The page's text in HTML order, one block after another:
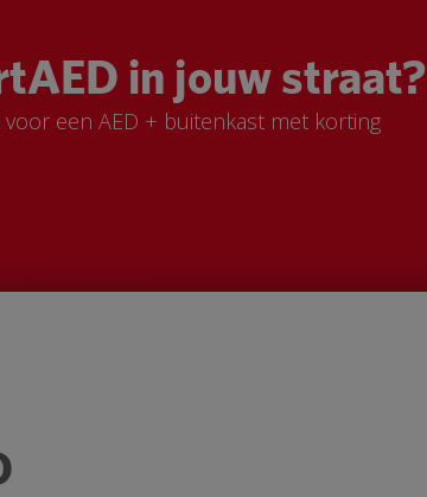
in jouw straat?
een AED + buitenkast met korting